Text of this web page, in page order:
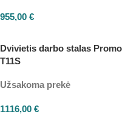
955,00 €
Dvivietis darbo stalas Promo
T11S
Užsakoma prekė
1116,00 €